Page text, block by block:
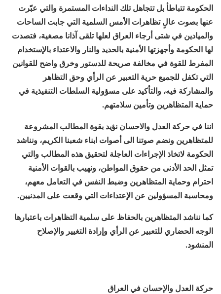
الحكومة تتباطأ بل تتجاهل تلك النداءات المستمرة والتي عبّرت
عنها بصوت عالٍ تظاهرات الأمس السلمية التي جابت الساحات
والميادين في شتى أرجاء العراق لعلها تلقى آذانا مصغية، فتصدت
لها الحكومة وأجهزتها الأمنية بالحديد والنار والاعتداء بالإستخدام
المفرط للقوة في مخالفة صريحة للدستور وخرق واضح للقوانين
التي تكفل للجميع حرية التعبير عن الرأي وحق التظاهر
والمشاركة فيه، والتأكيد على مسؤولية السلطات التنفيذية في
حماية المتظاهرين وتأمين سلامتهم.
اننا في حركة العدل والاحسان نؤيد بقوة المطالب المشروعة
للمتظاهرين ونضم صوتنا الى أصوات ابناء شعبنا الكريم، ونناشد
الحكومة لاتخاذ الإجراءات العاجلة لتحقيق هذه المطالب والتي
تمثل الحد الأدنى من حقوق المواطن، ونهيب بالقوات الأمنية
احترام وحماية المتظاهرين وضبط النفس في التعامل معهم،
ومحاسبة المسؤولين عن الإعتداءات التي وقعت على المدنيين.
كما نناشد المتظاهرين بالحفاظ على سلمية التظاهرات باعتبارها
الوجه الحضاري للتعبير عن الرأي وإرادة التغيير والإصلاح
المنشود.
حركة العدل والإحسان في العراق